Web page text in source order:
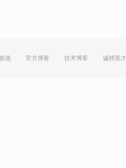
选 官方博客 技术博客 诚聘英才